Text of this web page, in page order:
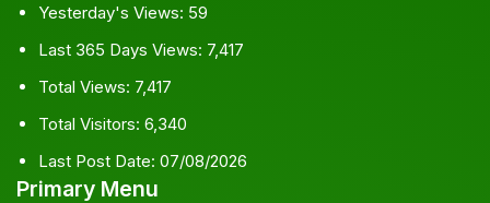
Yesterday's Views: 59
Last 365 Days Views: 7,417
Total Views: 7,417
Total Visitors: 6,340
Last Post Date: 07/08/2026
Primary Menu